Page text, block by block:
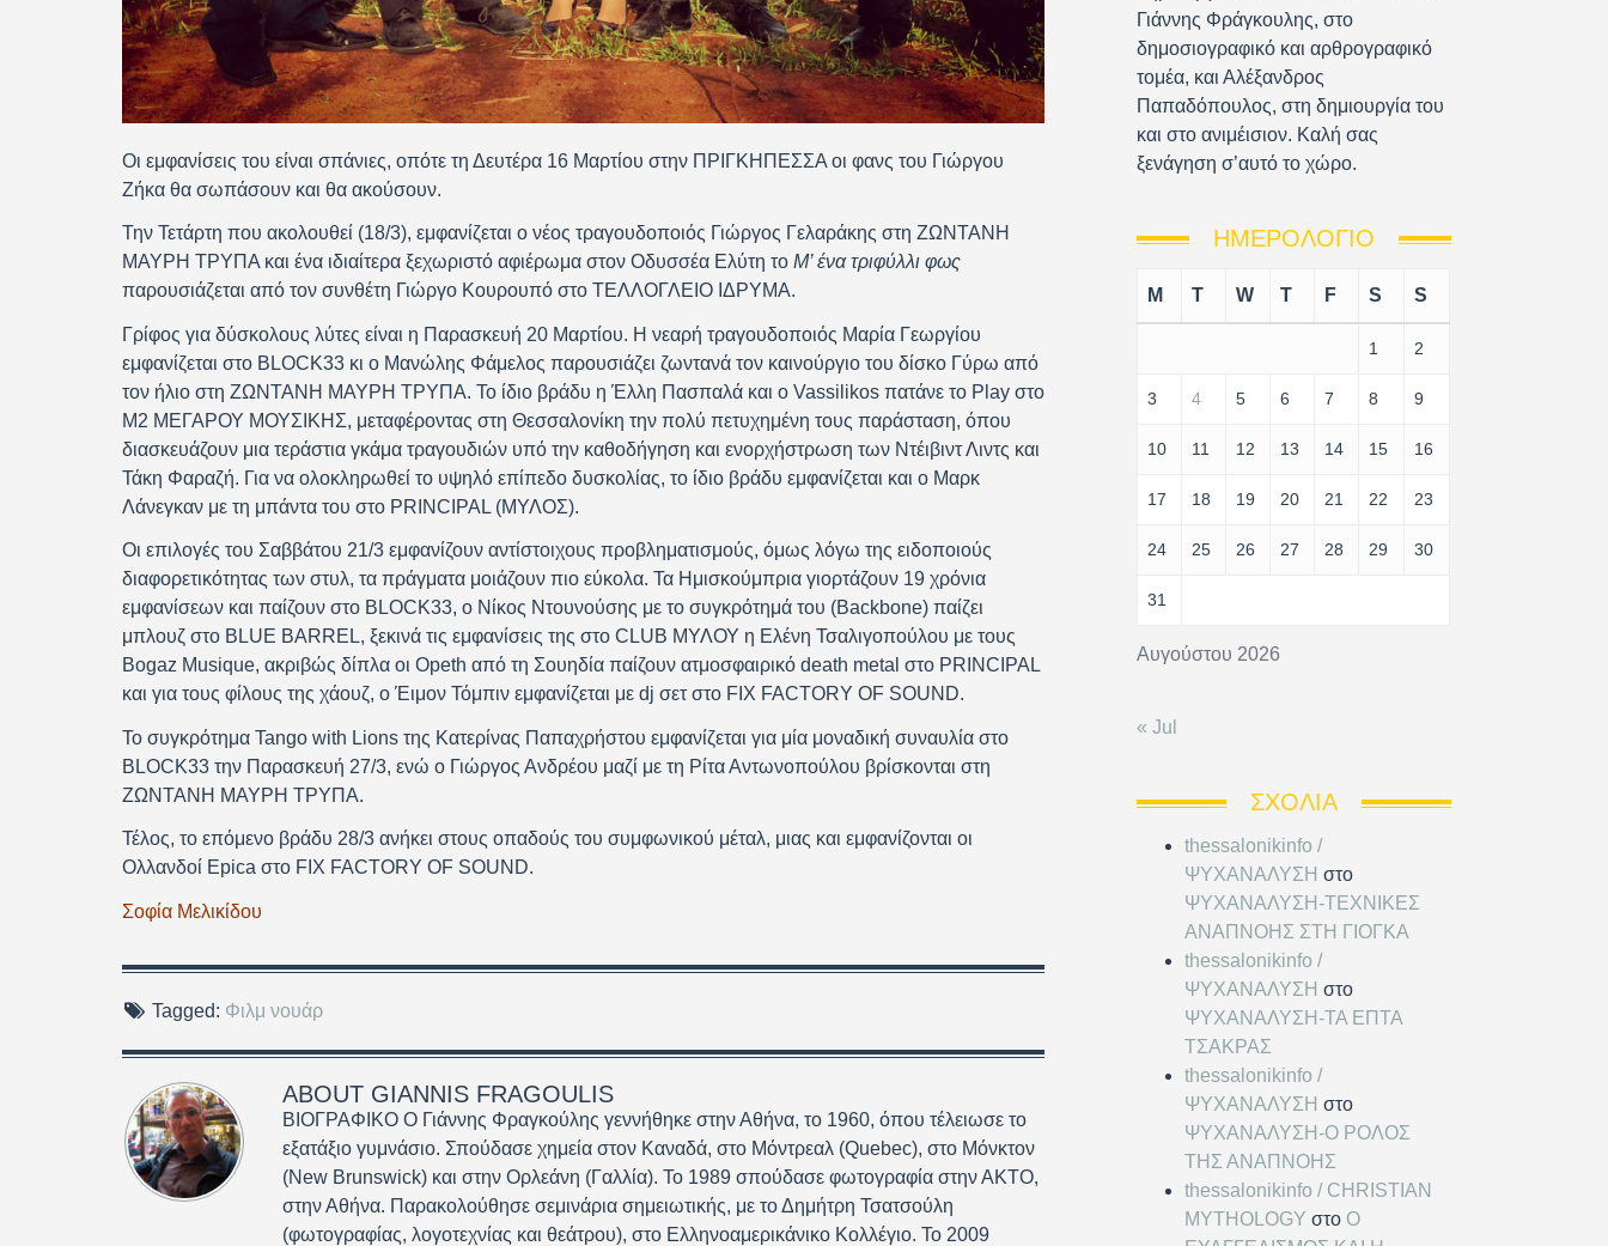
Οι εμφανίσεις του είναι σπάνιες, οπότε τη Δευτέρα 16 Μαρτίου στην ΠΡΙΓΚΗΠΕΣΣΑ οι φανς του Γιώργου
Ζήκα θα σωπάσουν και θα ακούσουν.
Την Τετάρτη που ακολουθεί (18/3), εμφανίζεται ο νέος τραγουδοποιός Γιώργος Γελαράκης στη ΖΩΝΤΑΝΗ
ΜΑΥΡΗ ΤΡΥΠΑ και ένα ιδιαίτερα ξεχωριστό αφιέρωμα στον Οδυσσέα Ελύτη το Μ’ ένα τριφύλλι φως
παρουσιάζεται από τον συνθέτη Γιώργο Κουρουπό στο ΤΕΛΛΟΓΛΕΙΟ ΙΔΡΥΜΑ.
Γρίφος για δύσκολους λύτες είναι η Παρασκευή 20 Μαρτίου. Η νεαρή τραγουδοποιός Μαρία Γεωργίου
εμφανίζεται στο BLOCK33 κι ο Μανώλης Φάμελος παρουσιάζει ζωντανά τον καινούργιο του δίσκο Γύρω από
τον ήλιο στη ΖΩΝΤΑΝΗ ΜΑΥΡΗ ΤΡΥΠΑ. Το ίδιο βράδυ η Έλλη Πασπαλά και ο Vassilikos πατάνε το Play στο
Μ2 ΜΕΓΑΡΟΥ ΜΟΥΣΙΚΗΣ, μεταφέροντας στη Θεσσαλονίκη την πολύ πετυχημένη τους παράσταση, όπου
διασκευάζουν μια τεράστια γκάμα τραγουδιών υπό την καθοδήγηση και ενορχήστρωση των Ντέιβιντ Λιντς και
Τάκη Φαραζή. Για να ολοκληρωθεί το υψηλό επίπεδο δυσκολίας, το ίδιο βράδυ εμφανίζεται και ο Μαρκ
Λάνεγκαν με τη μπάντα του στο PRINCIPAL (ΜΥΛΟΣ).
Οι επιλογές του Σαββάτου 21/3 εμφανίζουν αντίστοιχους προβληματισμούς, όμως λόγω της ειδοποιούς
διαφορετικότητας των στυλ, τα πράγματα μοιάζουν πιο εύκολα. Τα Ημισκούμπρια γιορτάζουν 19 χρόνια
εμφανίσεων και παίζουν στο BLOCK33, ο Νίκος Ντουνούσης με το συγκρότημά του (Backbone) παίζει
μπλουζ στο BLUE BARREL, ξεκινά τις εμφανίσεις της στο CLUB ΜΥΛΟΥ η Ελένη Τσαλιγοπούλου με τους
Βogaz Μusique, ακριβώς δίπλα οι Opeth από τη Σουηδία παίζουν ατμοσφαιρικό death metal στο PRINCIPAL
και για τους φίλους της χάουζ, ο Έιμον Τόμπιν εμφανίζεται με dj σετ στο FIX FACTORY OF SOUND.
Το συγκρότημα Tango with Lions της Κατερίνας Παπαχρήστου εμφανίζεται για μία μοναδική συναυλία στο
BLOCK33 την Παρασκευή 27/3, ενώ ο Γιώργος Ανδρέου μαζί με τη Ρίτα Αντωνοπούλου βρίσκονται στη
ΖΩΝΤΑΝΗ ΜΑΥΡΗ ΤΡΥΠΑ.
Τέλος, το επόμενο βράδυ 28/3 ανήκει στους οπαδούς του συμφωνικού μέταλ, μιας και εμφανίζονται οι
Ολλανδοί Epica στο FIX FACTORY OF SOUND.
Σοφία Μελικίδου
Tagged: Φιλμ νουάρ
ABOUT GIANNIS FRAGOULIS
ΒΙΟΓΡΑΦΙΚΟ Ο Γιάννης Φραγκούλης γεννήθηκε στην Αθήνα, το 1960, όπου τέλειωσε το
εξατάξιο γυμνάσιο. Σπούδασε χημεία στον Καναδά, στο Μόντρεαλ (Quebec), στο Μόνκτον
(New Brunswick) και στην Ορλεάνη (Γαλλία). Το 1989 σπούδασε φωτογραφία στην ΑΚΤΟ,
στην Αθήνα. Παρακολούθησε σεμινάρια σημειωτικής, με το Δημήτρη Τσατσούλη
(φωτογραφίας, λογοτεχνίας και θεάτρου), στο Ελληνοαμερικάνικο Κολλέγιο. Το 2009
Γιάννης Φράγκουλης, στο
δημοσιογραφικό και αρθρογραφικό
τομέα, και Αλέξανδρος
Παπαδόπουλος, στη δημιουργία του
και στο ανιμέισιον. Καλή σας
ξενάγηση σ’αυτό το χώρο.
ΗΜΕΡΟΛΌΓΙΟ
Αυγούστου 2026
M T W T F S S
1 2
3 4 5 6 7 8 9
10 11 12 13 14 15 16
17 18 19 20 21 22 23
24 25 26 27 28 29 30
31
« Jul
ΣΧΌΛΙΑ
thessalonikinfo /
ΨΥΧΑΝΑΛΥΣΗ στο
ΨΥΧΑΝΑΛΥΣΗ-ΤΕΧΝΙΚΕΣ
ΑΝΑΠΝΟΗΣ ΣΤΗ ΓΙΟΓΚΑ
thessalonikinfo /
ΨΥΧΑΝΑΛΥΣΗ στο
ΨΥΧΑΝΑΛΥΣΗ-ΤΑ ΕΠΤΑ
ΤΣΑΚΡΑΣ
thessalonikinfo /
ΨΥΧΑΝΑΛΥΣΗ στο
ΨΥΧΑΝΑΛΥΣΗ-Ο ΡΟΛΟΣ
ΤΗΣ ΑΝΑΠΝΟΗΣ
thessalonikinfo / CHRISTIAN
MYTHOLOGY στο Ο